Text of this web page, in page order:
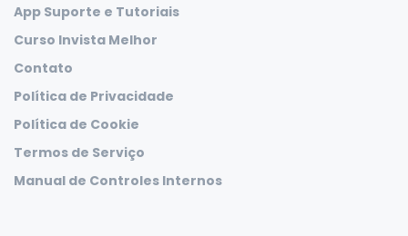
App Suporte e Tutoriais
Curso Invista Melhor
Contato
Política de Privacidade
Política de Cookie
Termos de Serviço
Manual de Controles Internos